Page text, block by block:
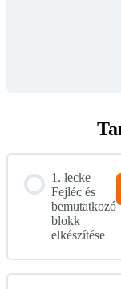
1. lecke –
Fejléc és
bemutatkozó
blokk
elkészítése